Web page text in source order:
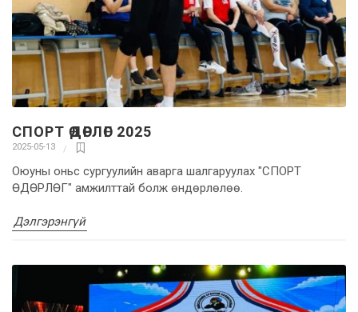
СПОРТ ӨДӨРЛӨГ 2025
2025-05-13
Оюуны оньс сургуулийн аварга шалгаруулах "СПОРТ
ӨДӨРЛӨГ" амжилттай болж өндөрлөлөө.
Дэлгэрэнгүй